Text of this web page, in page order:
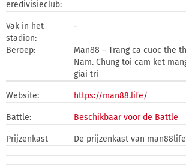
eredivisieclub:
Vak in het
stadion:
-
Beroep:
Man88 – Trang ca cuoc the
Nam. Chung toi cam ket
giai tri
Website: https://man88.life/
Battle: Beschikbaar voor de Battle
Prijzenkast De prijzenkast van